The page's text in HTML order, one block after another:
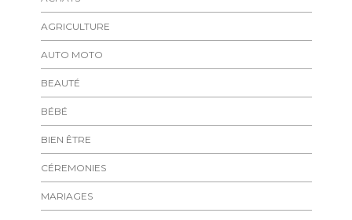
AGRICULTURE
AUTO MOTO
BEAUTÉ
BÉBÉ
BIEN ÊTRE
CÉREMONIES
MARIAGES